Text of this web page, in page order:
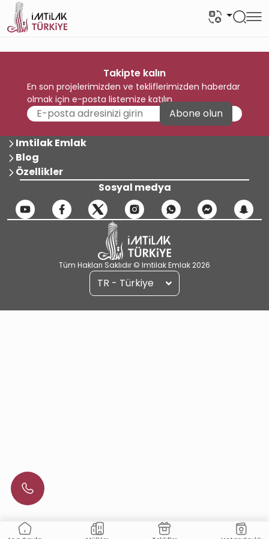
Takipte kalın
En son projelerimizden ve tekliflerimizden haberdar
olmak için e-posta listemize katılın
Abone olun
Imtilak Emlak
Blog
Özellikler
Sosyal medya
Tüm Hakları Saklıdır © Imtilak Emlak 2026
TR - Türkiye